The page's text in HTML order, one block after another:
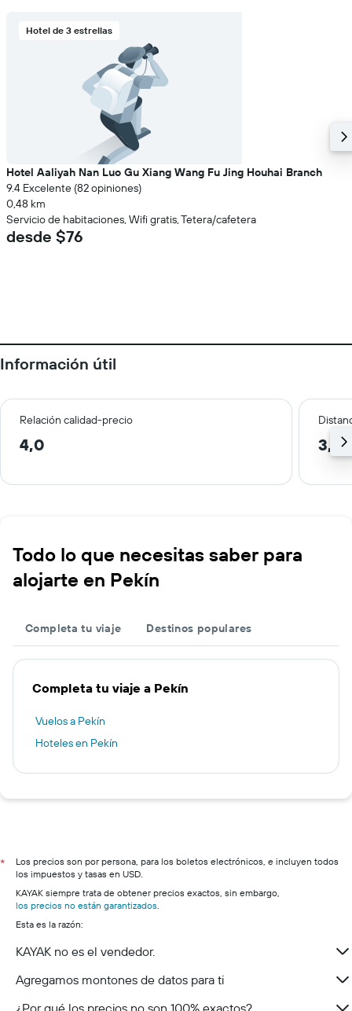
Hotel de 3 estrellas
Hotel Aaliyah Nan Luo Gu Xiang Wang Fu Jing Houhai Branch
9.4 Excelente (82 opiniones)
0,48 km
Servicio de habitaciones, Wifi gratis, Tetera/cafetera
desde $76
Información útil
Relación calidad-precio
4,0 3,9
Todo lo que necesitas saber para
alojarte en Pekín
Completa tu viaje Destinos populares
Completa tu viaje a Pekín
Vuelos a Pekín
Hoteles en Pekín
*
Los precios son por persona, para los boletos electrónicos, e incluyen todos
los impuestos y tasas en USD.
KAYAK siempre trata de obtener precios exactos, sin embargo,
los precios no están garantizados.
Esta es la razón:
KAYAK no es el vendedor.
Agregamos montones de datos para ti
¿Por qué los precios no son 100% exactos?